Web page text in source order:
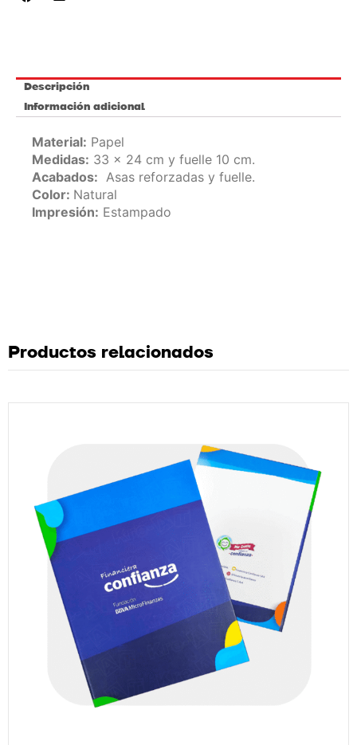
Descripción
Información adicional
Material: Papel
Medidas: 33 x 24 cm y fuelle 10 cm.
Acabados: Asas reforzadas y fuelle.
Color: Natural
Impresión: Estampado
Productos relacionados